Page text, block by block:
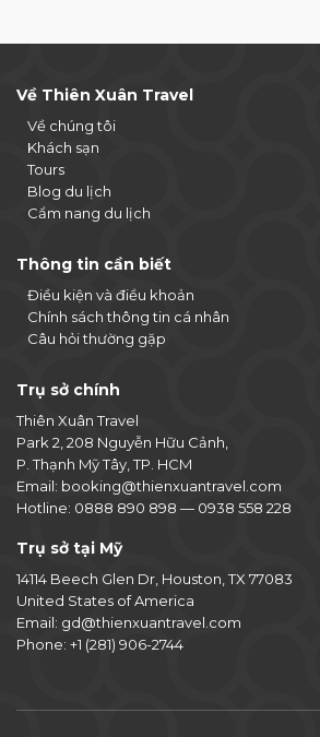
Về Thiên Xuân Travel
Về chúng tôi
Khách sạn
Tours
Blog du lịch
Cẩm nang du lịch
Thông tin cần biết
Điều kiện và điều khoản
Chính sách thông tin cá nhân
Câu hỏi thường gặp
Trụ sở chính
Thiên Xuân Travel
Park 2, 208 Nguyễn Hữu Cảnh,
P. Thạnh Mỹ Tây, TP. HCM
Email: booking@thienxuantravel.com
Hotline: 0888 890 898 — 0938 558 228
Trụ sở tại Mỹ
14114 Beech Glen Dr, Houston, TX 77083
United States of America
Email: gd@thienxuantravel.com
Phone: +1 (281) 906-2744